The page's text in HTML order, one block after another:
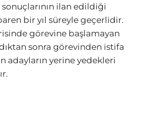
ilan edildiği
bir yıl süreyle geçerlidir.
görevine başlamayan
sonra görevinden istifa
adayların yerine yedekleri